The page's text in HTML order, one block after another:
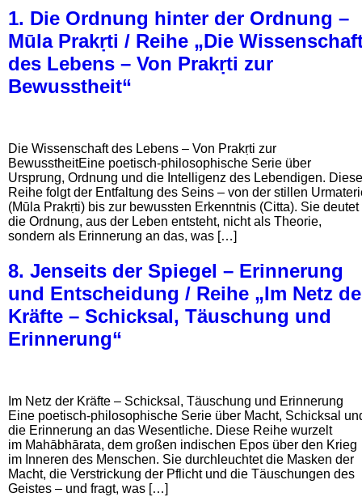
1. Die Ordnung hinter der Ordnung –
Mūla Prakṛti / Reihe „Die
des Lebens – Von Prakṛti zur
Bewusstheit“
Die Wissenschaft des Lebens – Von Prakṛti zur
BewusstheitEine poetisch-philosophische Serie über
Ursprung, Ordnung und die Intelligenz des Lebendigen. Diese
Reihe folgt der Entfaltung des Seins – von der stillen
(Mūla Prakṛti) bis zur bewussten Erkenntnis (Citta). Sie deutet
die Ordnung, aus der Leben entsteht, nicht als Theorie,
sondern als Erinnerung an das, was […]
8. Jenseits der Spiegel – Erinnerung
und Entscheidung / Reihe „Im Netz
Kräfte – Schicksal, Täuschung und
Erinnerung“
Im Netz der Kräfte – Schicksal, Täuschung und Erinnerung
Eine poetisch-philosophische Serie über Macht, Schicksal
die Erinnerung an das Wesentliche. Diese Reihe wurzelt
im Mahābhārata, dem großen indischen Epos über den Krieg
im Inneren des Menschen. Sie durchleuchtet die Masken der
Macht, die Verstrickung der Pflicht und die Täuschungen des
Geistes – und fragt, was […]